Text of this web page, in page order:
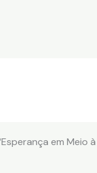
em Meio